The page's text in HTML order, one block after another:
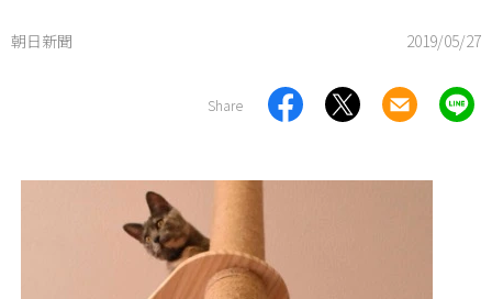
朝日新聞 2019/05/27
Share